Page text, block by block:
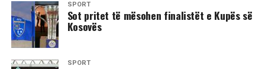
SPORT
Sot pritet të mësohen finalistët e Kupës së
Kosovës
SPORT